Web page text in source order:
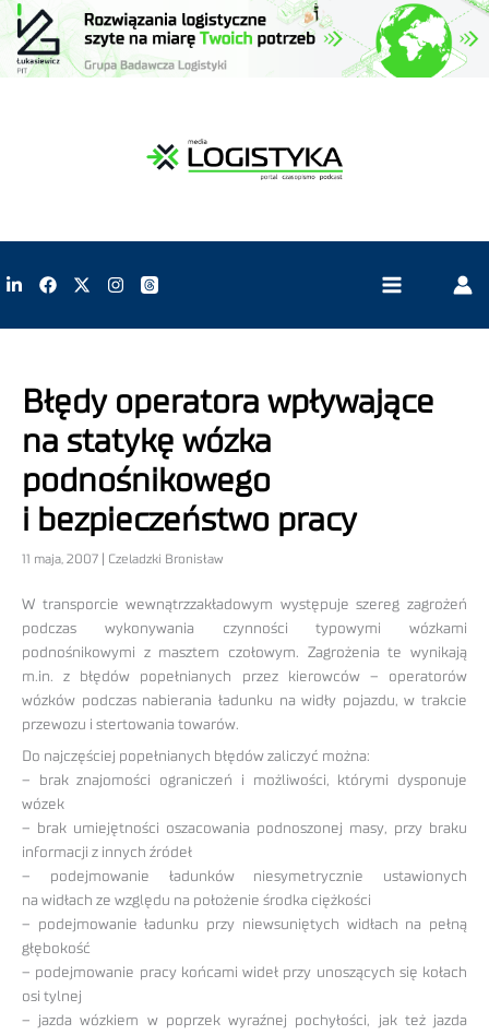
Błędy operatora wpływające
na statykę wózka
podnośnikowego
i bezpieczeństwo pracy
11 maja, 2007 | Czeladzki Bronisław
W transporcie wewnątrzzakładowym występuje szereg zagrożeń
podczas wykonywania czynności typowymi wózkami
podnośnikowymi z masztem czołowym. Zagrożenia te wynikają
m.in. z błędów popełnianych przez kierowców – operatorów
wózków podczas nabierania ładunku na widły pojazdu, w trakcie
przewozu i stertowania towarów.
Do najczęściej popełnianych błędów zaliczyć można:
– brak znajomości ograniczeń i możliwości, którymi dysponuje
wózek
– brak umiejętności oszacowania podnoszonej masy, przy braku
informacji z innych źródeł
– podejmowanie ładunków niesymetrycznie ustawionych
na widłach ze względu na położenie środka ciężkości
– podejmowanie ładunku przy niewsuniętych widłach na pełną
głębokość
– podejmowanie pracy końcami wideł przy unoszących się kołach
osi tylnej
– jazda wózkiem w poprzek wyraźnej pochyłości, jak też jazda